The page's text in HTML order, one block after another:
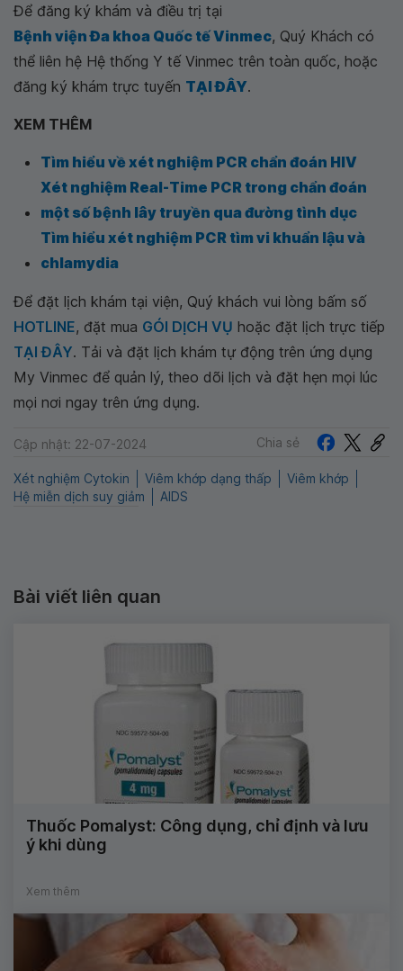
Để đăng ký khám và điều trị tại
Bệnh viện Đa khoa Quốc tế Vinmec, Quý Khách có
thể liên hệ Hệ thống Y tế Vinmec trên toàn quốc, hoặc
đăng ký khám trực tuyến TẠI ĐÂY.
XEM THÊM
Tìm hiểu về xét nghiệm PCR chẩn đoán HIV
Xét nghiệm Real-Time PCR trong chẩn đoán
một số bệnh lây truyền qua đường tình dục
Tìm hiểu xét nghiệm PCR tìm vi khuẩn lậu và
chlamydia
Để đặt lịch khám tại viện, Quý khách vui lòng bấm số
HOTLINE, đặt mua GÓI DỊCH VỤ hoặc đặt lịch trực tiếp
TẠI ĐÂY. Tải và đặt lịch khám tự động trên ứng dụng
My Vinmec để quản lý, theo dõi lịch và đặt hẹn mọi lúc
mọi nơi ngay trên ứng dụng.
Cập nhật: 22-07-2024 Chia sẻ
Xét nghiệm Cytokin Viêm khớp dạng thấp
Viêm khớp
Hệ miễn dịch suy giảm
AIDS
Bài viết liên quan
Thuốc Pomalyst: Công dụng, chỉ định và lưu
ý khi dùng
Xem thêm